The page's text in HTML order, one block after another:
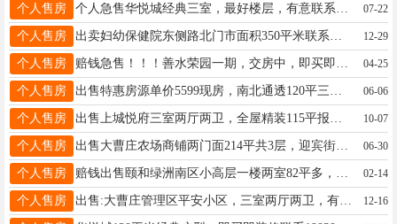
个人售房 07-22
个人售房 12-29
个人售房 04-25
个人售房 06-06
个人售房 10-07
个人售房 出售大曹庄农场商铺两门面214平共3层，迎宾街黄金地段，年租金3万，总价低，收益高，诚意购买价格好谈，有意联系13071160671 06-30
个人售房 02-14
个人售房 出售:大曹庄管理区平安小区，三室两厅两卫，有电梯顶楼130平，带小房，精装修，带家具家电，最低48万，可以看房说价格。电话18668240017电微 12-16